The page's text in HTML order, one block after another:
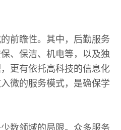
前瞻性。其中，后勤服务
、保洁、机电等，以及独
更有依托高科技的信息化
微的服务模式，是确保学
数领域的局限。众多服务